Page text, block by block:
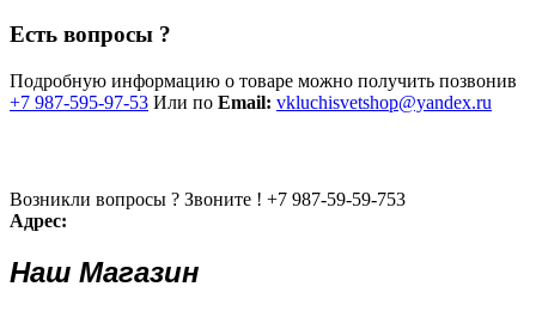
Есть вопросы ?
Подробную информацию о товаре можно получить позвонив
+7 987-595-97-53 Или по Email: vkluchisvetshop@yandex.ru
Возникли вопросы ? Звоните ! +7 987-59-59-753
Адрес:
Наш Магазин